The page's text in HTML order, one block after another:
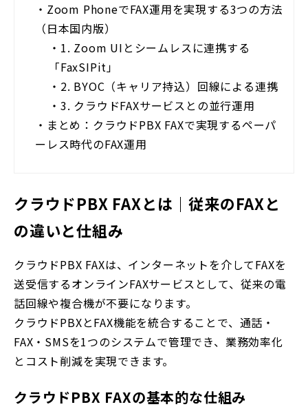
・ Zoom PhoneでFAX運用を実現する3つの方法
（日本国内版）
・ 1. Zoom UIとシームレスに連携する
「FaxSIPit」
・ 2. BYOC（キャリア持込）回線による連携
・ 3. クラウドFAXサービスとの並行運用
・ まとめ：クラウドPBX FAXで実現するペーパ
ーレス時代のFAX運用
クラウドPBX FAXとは｜従来のFAXと
の違いと仕組み
クラウドPBX FAXは、インターネットを介してFAXを
送受信するオンラインFAXサービスとして、従来の電
話回線や複合機が不要になります。
クラウドPBXとFAX機能を統合することで、通話・
FAX・SMSを1つのシステムで管理でき、業務効率化
とコスト削減を実現できます。
クラウドPBX FAXの基本的な仕組み